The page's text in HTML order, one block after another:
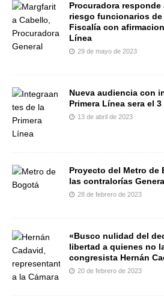
Procuradora responde
riesgo funcionarios
Fiscalía con
Línea
29 de mayo de 2023
Nueva audiencia con
Primera Línea sera el 3
13 de abril de 2023
Proyecto del Metro de
las contralorías
28 de febrero de 2023
«Busco nulidad del
libertad a quienes no
congresista Hernán
20 de febrero de 2023